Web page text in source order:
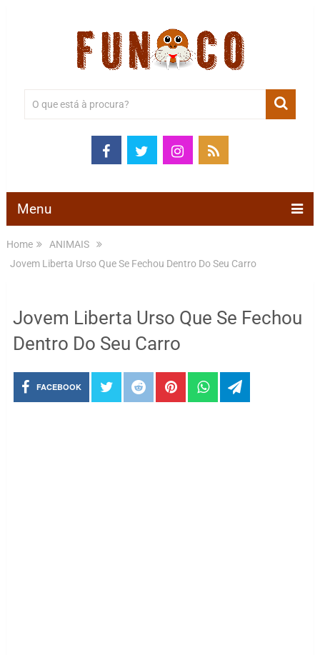
Menu
Home
ANIMAIS
Jovem Liberta Urso Que Se Fechou Dentro Do Seu Carro
Jovem Liberta Urso Que Se Fechou
Dentro Do Seu Carro
FACEBOOK